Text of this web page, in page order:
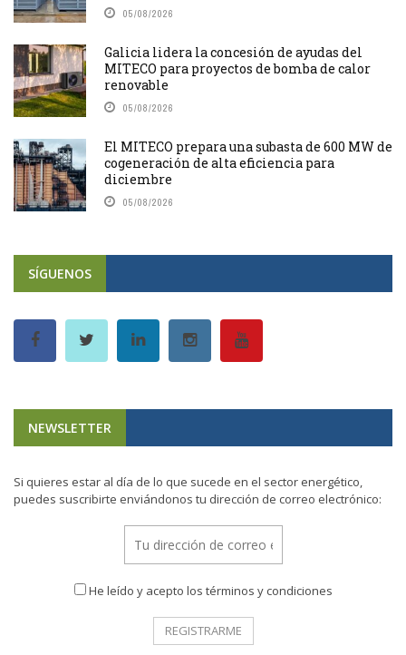
05/08/2026
Galicia lidera la concesión de ayudas del
MITECO para proyectos de bomba de calor
renovable
05/08/2026
El MITECO prepara una subasta de 600 MW de
cogeneración de alta eficiencia para
diciembre
05/08/2026
SÍGUENOS
NEWSLETTER
Si quieres estar al día de lo que sucede en el sector energético,
puedes suscribirte enviándonos tu dirección de correo electrónico:
He leído y acepto los términos y condiciones